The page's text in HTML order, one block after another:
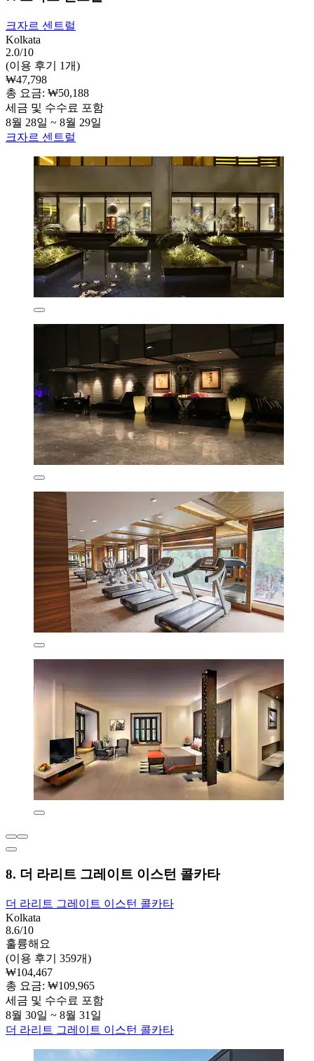
크자르 센트럴
Kolkata
2.0/10
(이용 후기 1개)
₩47,798
총 요금: ₩50,188
세금 및 수수료 포함
8월 28일 ~ 8월 29일
크자르 센트럴
8. 더 라리트 그레이트 이스턴 콜카타
더 라리트 그레이트 이스턴 콜카타
Kolkata
8.6/10
훌륭해요
(이용 후기 359개)
₩104,467
총 요금: ₩109,965
세금 및 수수료 포함
8월 30일 ~ 8월 31일
더 라리트 그레이트 이스턴 콜카타